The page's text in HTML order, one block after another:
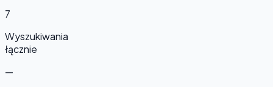
7
Wyszukiwania
łącznie
—